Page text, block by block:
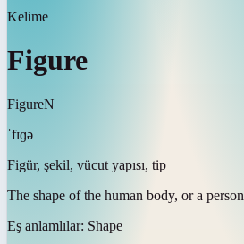
Kelime
Figure
FigureN
ˈfɪɡə
Figür, şekil, vücut yapısı, tip
The shape of the human body, or a person
Eş anlamlılar: Shape